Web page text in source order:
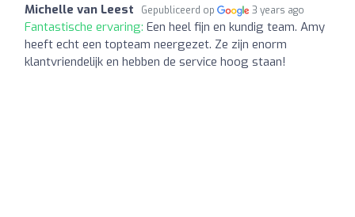
Michelle van Leest Gepubliceerd op 3 years ago
Fantastische ervaring: Een heel fijn en kundig team. Amy
heeft echt een topteam neergezet. Ze zijn enorm
klantvriendelijk en hebben de service hoog staan!